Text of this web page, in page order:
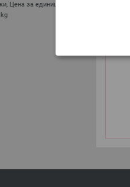
Цена за единицу: